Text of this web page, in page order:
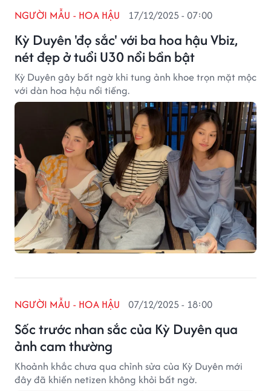
Kỳ Duyên 'đọ sắc' với ba hoa hậu Vbiz,
nét đẹp ở tuổi U30 nổi bần bật
NGƯỜI MẪU - HOA HẬU 17/12/2025 - 07:00
Kỳ Duyên gây bất ngờ khi tung ảnh khoe trọn mặt mộc
với dàn hoa hậu nổi tiếng.
Sốc trước nhan sắc của Kỳ Duyên qua
ảnh cam thường
NGƯỜI MẪU - HOA HẬU 07/12/2025 - 18:00
Khoảnh khắc chưa qua chỉnh sửa của Kỳ Duyên mới
đây đã khiến netizen không khỏi bất ngờ.